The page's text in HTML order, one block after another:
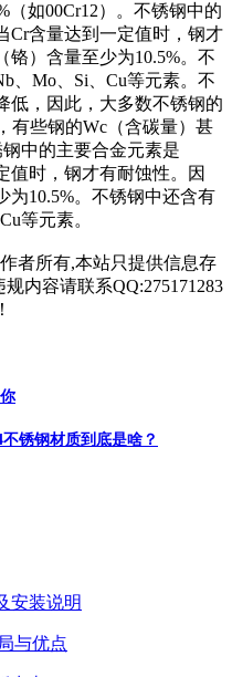
（如00Cr12）。不锈钢中的
Cr含量达到一定值时，钢才
铬）含量至少为10.5%。不
、Mo、Si、Cu等元素。不
低，因此，大多数不锈钢的
有些钢的Wc（含碳量）甚
中的主要合金元素是
值时，钢才有耐蚀性。因
为10.5%。不锈钢中还含有
等元素。
者所有,本站只提供信息存
内容请联系QQ:275171283
锈钢材质到底是啥？
安装说明
与优点